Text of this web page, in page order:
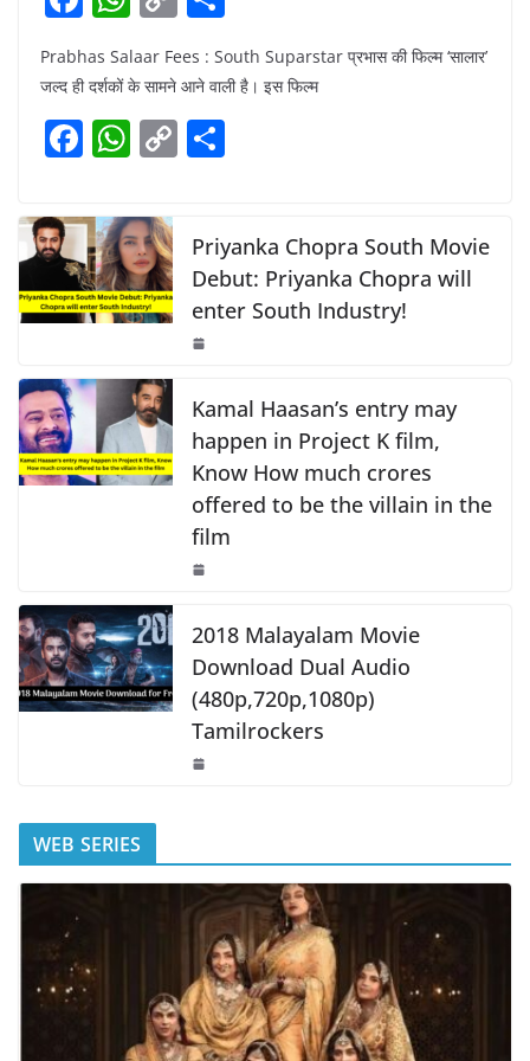
c
e
b
o
k
at
s
A
p
p
y
Li
ar
Prabhas Salaar Fees : South Suparstar प्रभास की फिल्म ‘सालार’
जल्द ही दर्शकों के सामने आने वाली है। इस फिल्म
F
c
e
b
o
k
W
at
s
A
p
C
y
Li
n
k
e
Priyanka Chopra South Movie
Debut: Priyanka Chopra will
enter South Industry!
Kamal Haasan’s entry may
happen in Project K film,
Know How much crores
offered to be the villain in the
film
2018 Malayalam Movie
Download Dual Audio
(480p,720p,1080p)
Tamilrockers
WEB SERIES